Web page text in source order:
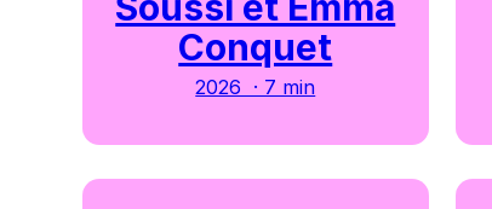
Conquet
2026 · 7 min